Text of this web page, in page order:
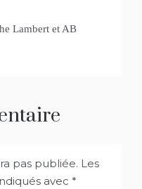
Lambert et AB
pas publiée. Les
avec *